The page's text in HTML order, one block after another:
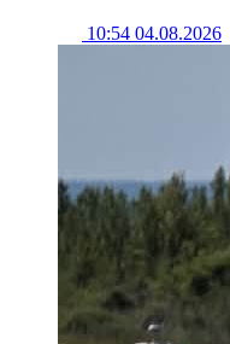
10:54 04.08.2026